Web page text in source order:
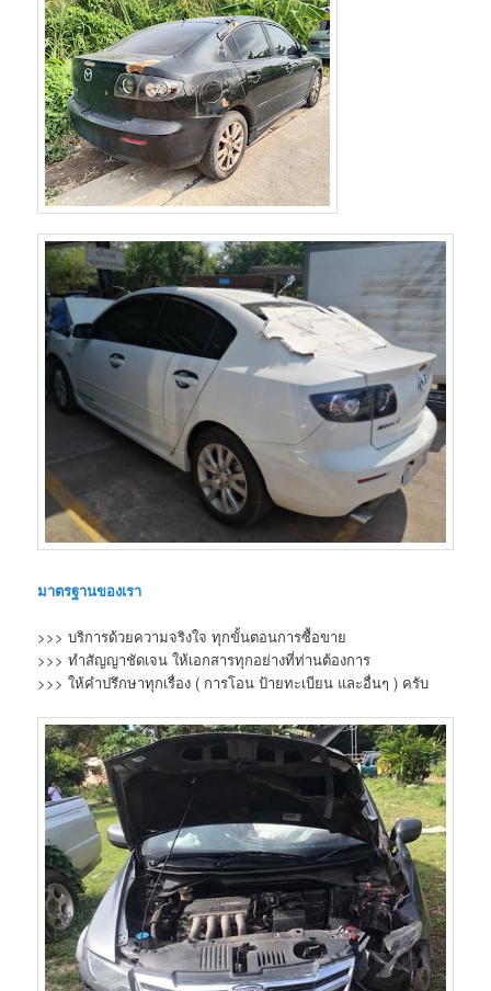
มาตรฐานของเรา
>>> บริการด้วยความจริงใจ ทุกขั้นตอนการซื้อขาย
>>> ทำสัญญาชัดเจน ให้เอกสารทุกอย่างที่ท่านต้องการ
>>> ให้คำปรึกษาทุกเรื่อง ( การโอน ป้ายทะเบียน และอื่นๆ ) ครับ